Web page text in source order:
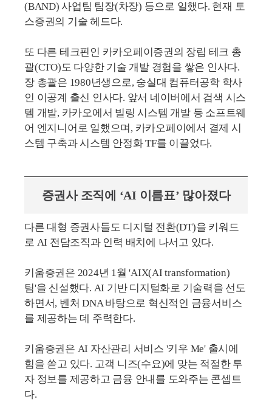
(BAND) 사업팀 팀장(차장) 등으로 일했다. 현재 토
스증권의 기술 헤드다.
또 다른 테크핀인 카카오페이증권의 장립 테크 총
괄(CTO)도 다양한 기술 개발 경험을 쌓은 인사다.
장 총괄은 1980년생으로, 숭실대 컴퓨터공학 학사
인 이공계 출신 인사다. 앞서 네이버에서 검색 시스
템 개발, 카카오에서 빌링 시스템 개발 등 소프트웨
어 엔지니어로 일했으며, 카카오페이에서 결제 시
스템 구축과 시스템 안정화 TF를 이끌었다.
증권사 조직에 ‘AI 이름표’ 많아졌다
다른 대형 증권사들도 디지털 전환(DT)을 키워드
로 AI 전담조직과 인력 배치에 나서고 있다.
키움증권은 2024년 1월 'AIX(AI transformation)
팀'을 신설했다. AI 기반 디지털화로 기술력을 선도
하면서, 벤처 DNA 바탕으로 혁신적인 금융서비스
를 제공하는 데 주력한다.
키움증권은 AI 자산관리 서비스 '키우 Me' 출시에
힘을 쏟고 있다. 고객 니즈(수요)에 맞는 적절한 투
자 정보를 제공하고 금융 안내를 도와주는 콘셉트
다.